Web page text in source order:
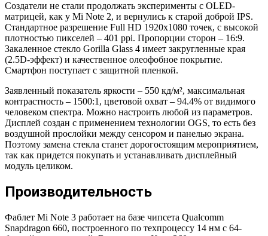
Создатели не стали продолжать эксперименты с OLED-
матрицей, как у Mi Note 2, и вернулись к старой доброй IPS.
Стандартное разрешение Full HD 1920х1080 точек, с высокой
плотностью пикселей – 401 ppi. Пропорции сторон – 16:9.
Закаленное стекло Gorilla Glass 4 имеет закругленные края
(2.5D-эффект) и качественное олеофобное покрытие.
Смартфон поступает с защитной пленкой.
Заявленный показатель яркости – 550 кд/м², максимальная
контрастность – 1500:1, цветовой охват – 94.4% от видимого
человеком спектра. Можно настроить любой из параметров.
Дисплей создан с применением технологии OGS, то есть без
воздушной прослойки между сенсором и панелью экрана.
Поэтому замена стекла станет дорогостоящим мероприятием,
так как придется покупать и устанавливать дисплейный
модуль целиком.
Производительность
Фаблет Mi Note 3 работает на базе чипсета Qualcomm
Snapdragon 660, построенного по техпроцессу 14 нм с 64-